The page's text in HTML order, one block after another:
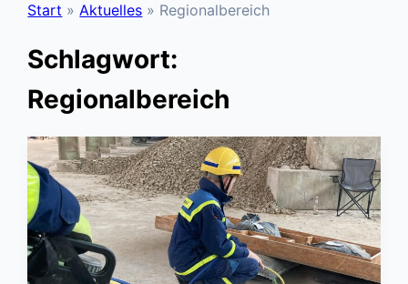
Start »Aktuelles » Regionalbereich
Schlagwort:
Regionalbereich